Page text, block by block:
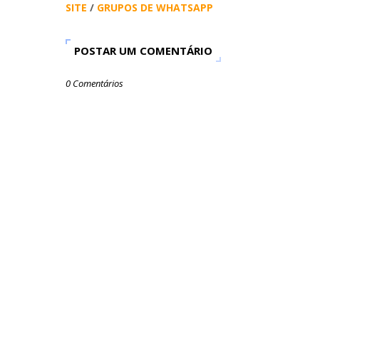
SITE / GRUPOS DE WHATSAPP
POSTAR UM COMENTÁRIO
0 Comentários